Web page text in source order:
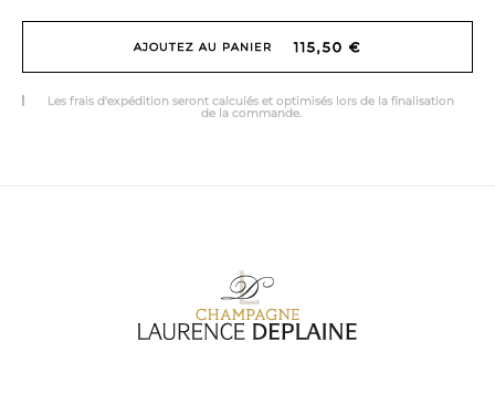
AJOUTEZ AU PANIER 115,50 €
Les frais d'expédition seront calculés et optimisés lors de la finalisation
de la commande.